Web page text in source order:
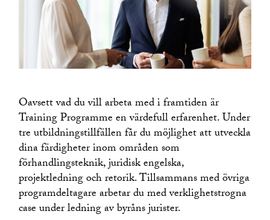
Oavsett vad du vill arbeta med i framtiden är
Training Programme en värdefull erfarenhet. Under
tre utbildningstillfällen får du möjlighet att utveckla
dina färdigheter inom områden som
förhandlingsteknik, juridisk engelska,
projektledning och retorik. Tillsammans med övriga
programdeltagare arbetar du med verklighetstrogna
case under ledning av byråns jurister.